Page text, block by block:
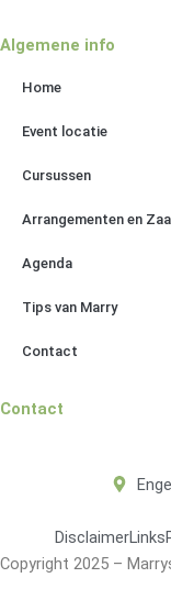
Algemene info
Home
Event locatie
Cursussen
Arrangementen en
Agenda
Tips van Marry
Contact
Contact
DisclaimerLinks
Copyright 2025 –